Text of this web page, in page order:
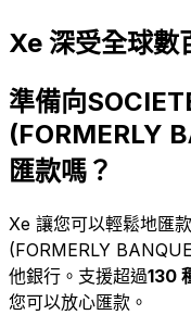
Xe 深受全球數
準備向
(FORMERLY
匯款嗎？
Xe 讓您可以輕鬆地匯
(FORMERLY
他銀行。支援超過130
您可以放心匯款。